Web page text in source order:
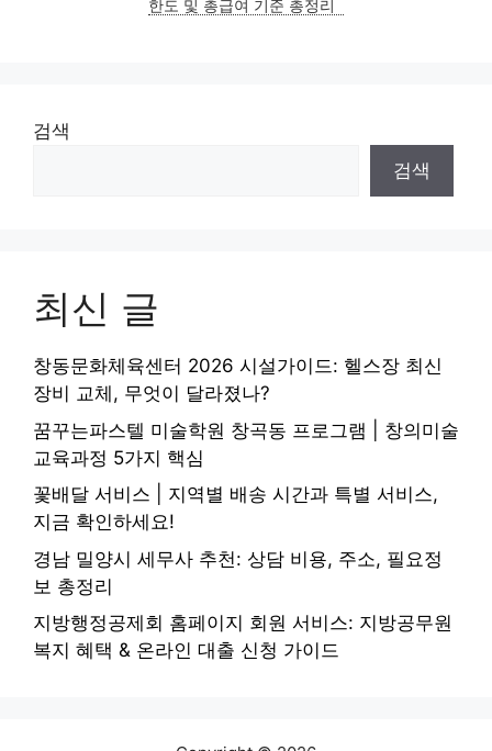
한도 및 총급여 기준 총정리
검색
검색
최신 글
창동문화체육센터 2026 시설가이드: 헬스장 최신
장비 교체, 무엇이 달라졌나?
꿈꾸는파스텔 미술학원 창곡동 프로그램 | 창의미술
교육과정 5가지 핵심
꽃배달 서비스 | 지역별 배송 시간과 특별 서비스,
지금 확인하세요!
경남 밀양시 세무사 추천: 상담 비용, 주소, 필요정
보 총정리
지방행정공제회 홈페이지 회원 서비스: 지방공무원
복지 혜택 & 온라인 대출 신청 가이드